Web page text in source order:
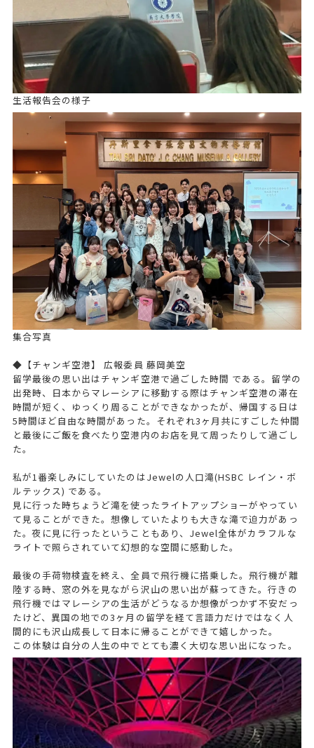
生活報告会の様子
集合写真
◆【チャンギ空港】 広報委員 藤岡美空
留学最後の思い出はチャンギ空港で過ごした時間 である。留学の
出発時、日本からマレーシアに移動する際はチャンギ空港の滞在
時間が短く、ゆっくり周ることができなかったが、帰国する日は
5時間ほど自由な時間があった。それぞれ3ヶ月共にすごした仲間
と最後にご飯を食べたり空港内のお店を見て周ったりして過ごし
た。
私が1番楽しみにしていたのはJewelの人口滝(HSBC レイン・ボ
ルテックス) である。
見に行った時ちょうど滝を使ったライトアップショーがやってい
て見ることができた。想像していたよりも大きな滝で迫力があっ
た。夜に見に行ったということもあり、Jewel全体がカラフルな
ライトで照らされていて幻想的な空間に感動した。
最後の手荷物検査を終え、全員で飛行機に搭乗した。飛行機が離
陸する時、窓の外を見ながら沢山の思い出が蘇ってきた。行きの
飛行機ではマレーシアの生活がどうなるか想像がつかず不安だっ
たけど、異国の地での3ヶ月の留学を経て言語力だけではなく人
間的にも沢山成長して日本に帰ることができて嬉しかった。
この体験は自分の人生の中でとても濃く大切な思い出になった。